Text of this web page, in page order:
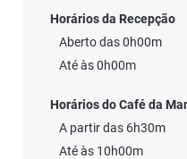
Horários da Recepção
Aberto das 0h00m
Até às 0h00m
Horários do Café da
A partir das 6h30m
Até às 10h00m